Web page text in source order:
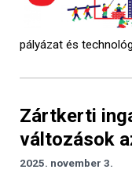
pályázat és
Zártkerti
változások
2025. november 3.